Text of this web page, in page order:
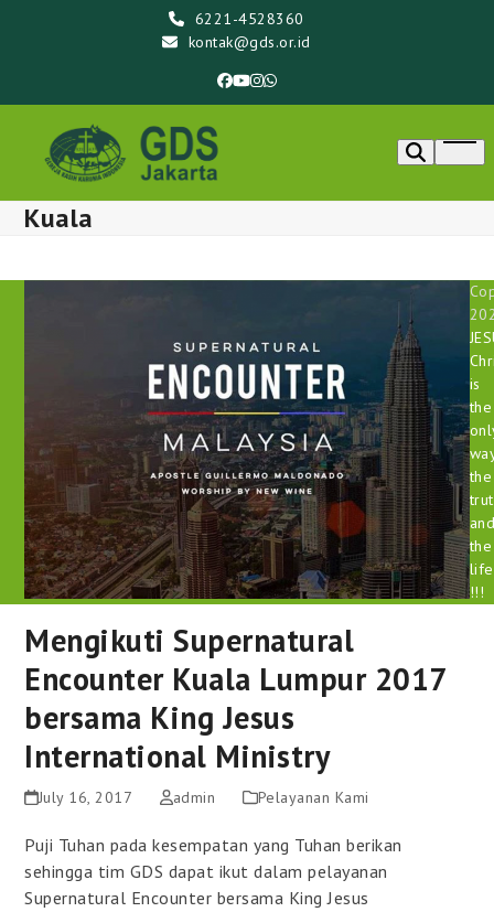
6221-4528360
kontak@gds.or.id
Facebook
YouTube
Instagram
Whatsapp
Kuala
Mengikuti Supernatural
Encounter Kuala Lumpur 2017
bersama King Jesus
International Ministry
July 16, 2017 admin Pelayanan Kami
Puji Tuhan pada kesempatan yang Tuhan berikan
sehingga tim GDS dapat ikut dalam pelayanan
Supernatural Encounter bersama King Jesus
is
the
the
the
life
!!!